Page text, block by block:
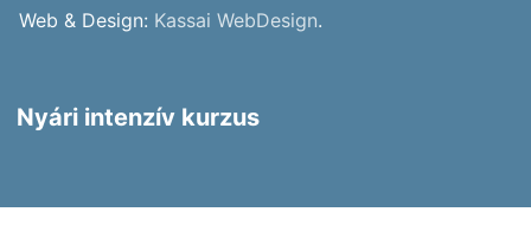
Web & Design: Kassai WebDesign.
Nyári intenzív kurzus